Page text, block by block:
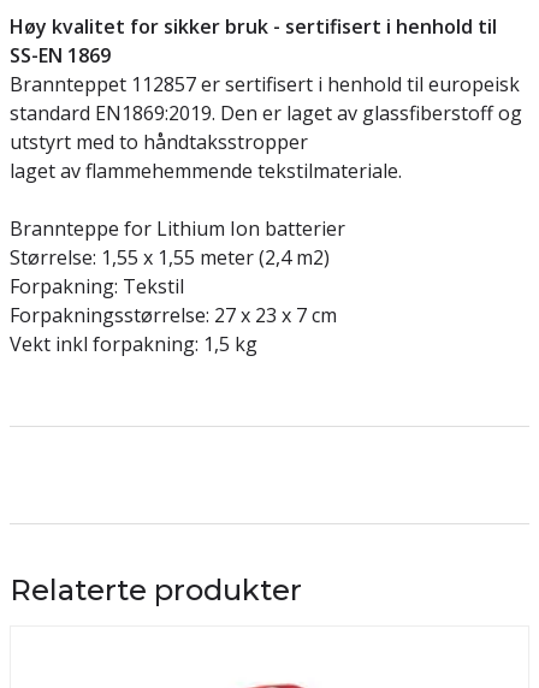
Høy kvalitet for sikker bruk - sertifisert i henhold til
SS-EN 1869
Brannteppet 112857 er sertifisert i henhold til europeisk
standard EN1869:2019. Den er laget av glassfiberstoff og
utstyrt med to håndtaksstropper
laget av flammehemmende tekstilmateriale.
Brannteppe for Lithium Ion batterier
Størrelse: 1,55 x 1,55 meter (2,4 m2)
Forpakning: Tekstil
Forpakningsstørrelse: 27 x 23 x 7 cm
Vekt inkl forpakning: 1,5 kg
Relaterte produkter